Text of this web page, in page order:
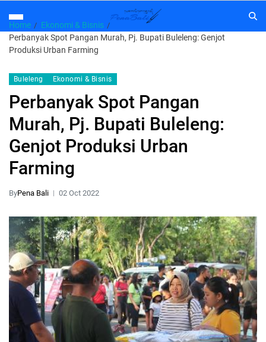
Home
Ekonomi & Bisnis
Perbanyak Spot Pangan Murah, Pj. Bupati Buleleng: Genjot
Produksi Urban Farming
Buleleng Ekonomi & Bisnis
Perbanyak Spot Pangan
Murah, Pj. Bupati Buleleng:
Genjot Produksi Urban
Farming
ByPena Bali 02 Oct 2022